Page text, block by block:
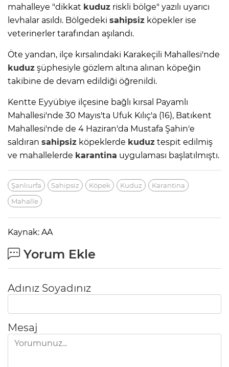
mahalleye "dikkat kuduz riskli bölge" yazılı uyarıcı
levhalar asıldı. Bölgedeki sahipsiz köpekler ise
veterinerler tarafından aşılandı.
Öte yandan, ilçe kırsalındaki Karakeçili Mahallesi'nde
kuduz şüphesiyle gözlem altına alınan köpeğin
takibine de devam edildiği öğrenildi.
Kentte Eyyübiye ilçesine bağlı kırsal Payamlı
Mahallesi'nde 30 Mayıs'ta Ufuk Kılıç'a (16), Batıkent
Mahallesi'nde de 4 Haziran'da Mustafa Şahin'e
saldıran sahipsiz köpeklerde kuduz tespit edilmiş
ve mahallelerde karantina uygulaması başlatılmıştı.
Şanlıurfa Sahipsiz Köpek Kuduz
Karantina
Mahalle
Kaynak: AA
Yorum Ekle
Adınız Soyadınız
Mesaj